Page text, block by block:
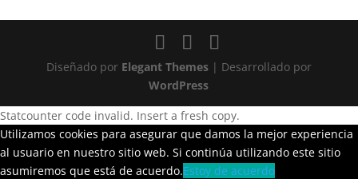
Diseñado por Elegant Themes| Desarrollado por
WordPress
Statcounter code invalid. Insert a fresh copy.
Utilizamos cookies para asegurar que damos la mejor experiencia
al usuario en nuestro sitio web. Si continúa utilizando este sitio
asumiremos que está de acuerdo.Estoy de acuerdo